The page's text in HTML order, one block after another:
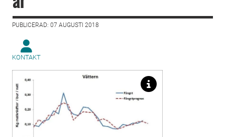
PUBLICERAD: 07 AUGUSTI 2018
KONTAKT